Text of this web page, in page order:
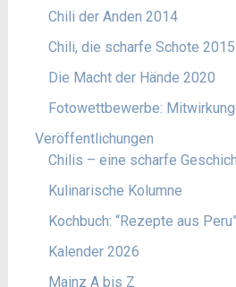
Chili der Anden 2014
Chili, die scharfe Schote 2015
Die Macht der Hände 2020
Fotowettbewerbe:
Veröffentlichungen
Chilis – eine scharfe
Kulinarische Kolumne
Kochbuch: “Rezepte aus Peru”
Kalender 2026
Mainz A bis Z